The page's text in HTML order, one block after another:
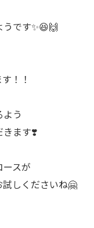
です✨😆🙌
！！
う
きます❣️
スが
しくださいね🤗